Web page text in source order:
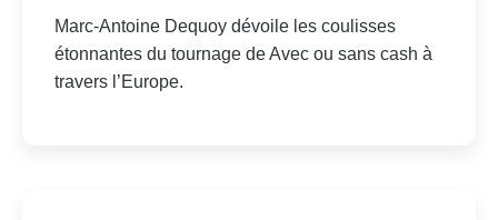
Marc-Antoine Dequoy dévoile les coulisses
étonnantes du tournage de Avec ou sans cash à
travers l’Europe.